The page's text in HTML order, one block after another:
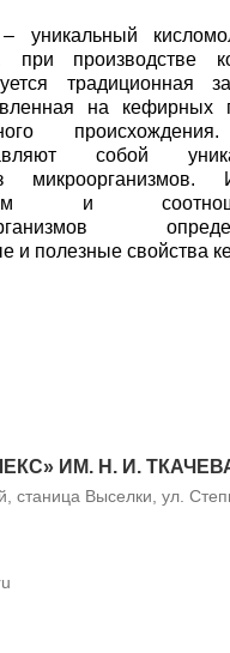
уникальный
при производстве
традиционная
на кефирных
собой
микроорганизмов.
и
и полезные свойства
ИМ. Н. И.
станица Выселки, ул.